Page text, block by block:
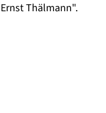
Ernst Thälmann".